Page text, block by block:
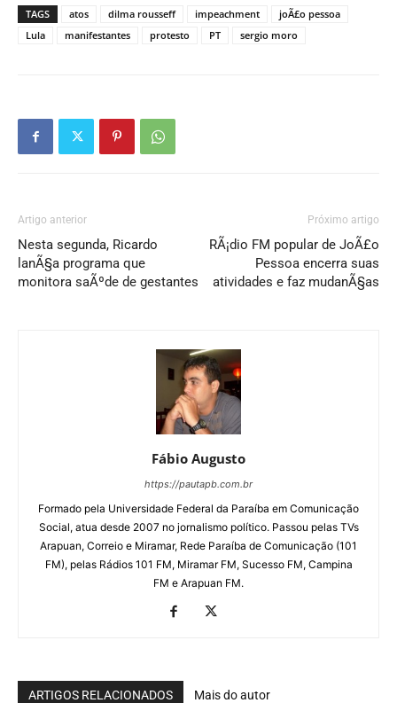
TAGS atos dilma rousseff impeachment
joÃ£o pessoa
Lula
manifestantes protesto PT sergio moro
Artigo anterior
Nesta segunda, Ricardo
lanÃ§a programa que
monitora saÃºde de gestantes
Próximo artigo
RÃ¡dio FM popular de JoÃ£o
Pessoa encerra suas
atividades e faz mudanÃ§as
Fábio Augusto
https://pautapb.com.br
Formado pela Universidade Federal da Paraíba em Comunicação
Social, atua desde 2007 no jornalismo político. Passou pelas TVs
Arapuan, Correio e Miramar, Rede Paraíba de Comunicação (101
FM), pelas Rádios 101 FM, Miramar FM, Sucesso FM, Campina
FM e Arapuan FM.
ARTIGOS RELACIONADOS Mais do autor